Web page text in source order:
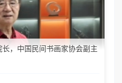
，中国民间书画家协会副主